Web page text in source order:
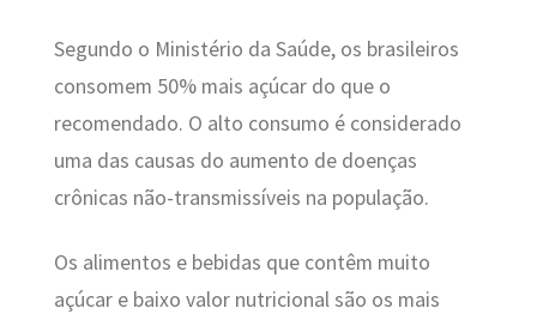
Segundo o Ministério da Saúde, os brasileiros
consomem 50% mais açúcar do que o
recomendado. O alto consumo é considerado
uma das causas do aumento de doenças
crônicas não-transmissíveis na população.
Os alimentos e bebidas que contêm muito
açúcar e baixo valor nutricional são os mais